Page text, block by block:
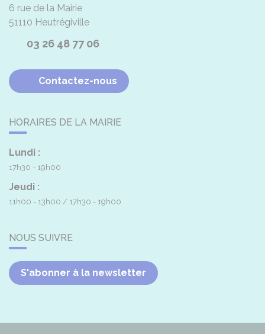
6 rue de la Mairie
51110 Heutrégiville
03 26 48 77 06
Contactez-nous
HORAIRES DE LA MAIRIE
Lundi :
17h30 - 19h00
Jeudi :
11h00 - 13h00 17h30 - 19h00
NOUS SUIVRE
S'abonner à la newsletter